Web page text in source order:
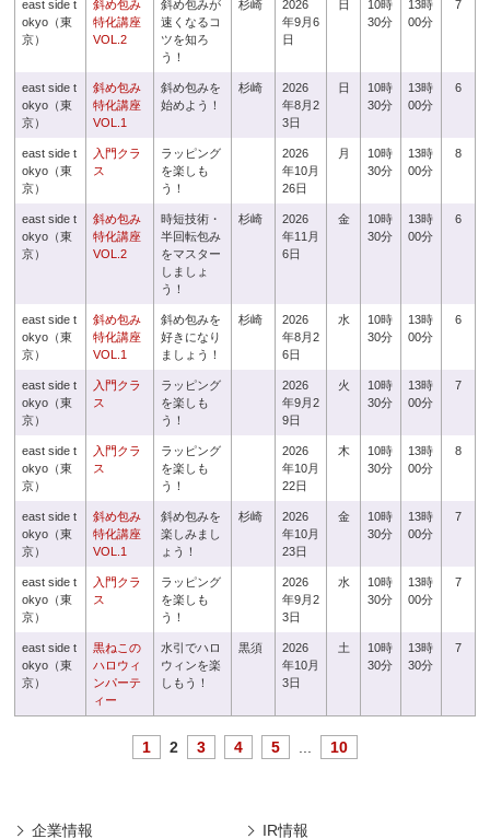
east side t
okyo（東
京）
斜め包み
特化講座
VOL.2
斜め包みが
速くなるコ
ツを知ろ
う！
杉崎
2026
年9月6
日
日
10時
30分
13時
00分
7
east side t
okyo（東
京）
斜め包み
特化講座
VOL.1
斜め包みを
始めよう！
杉崎
2026
年8月2
3日
日
10時
30分
13時
00分
6
east side t
okyo（東
京）
入門クラ
ス
ラッピング
を楽しも
う！
2026
年10月
26日
月
10時
30分
13時
00分
8
east side t
okyo（東
京）
斜め包み
特化講座
VOL.2
時短技術・
半回転包み
をマスター
しましょ
う！
杉崎
2026
年11月
6日
金
10時
30分
13時
00分
6
east side t
okyo（東
京）
斜め包み
特化講座
VOL.1
斜め包みを
好きになり
ましょう！
杉崎
2026
年8月2
6日
水
10時
30分
13時
00分
6
east side t
okyo（東
京）
入門クラ
ス
ラッピング
を楽しも
う！
2026
年9月2
9日
火
10時
30分
13時
00分
7
east side t
okyo（東
京）
入門クラ
ス
ラッピング
を楽しも
う！
2026
年10月
22日
木
10時
30分
13時
00分
8
east side t
okyo（東
京）
斜め包み
特化講座
VOL.1
斜め包みを
楽しみまし
ょう！
杉崎
2026
年10月
23日
金
10時
30分
13時
00分
7
east side t
okyo（東
京）
入門クラ
ス
ラッピング
を楽しも
う！
2026
年9月2
3日
水
10時
30分
13時
00分
7
east side t
okyo（東
京）
黒ねこの
ハロウィ
ンパーテ
ィー
水引でハロ
ウィンを楽
しもう！
黒須
2026
年10月
3日
土
10時
30分
13時
30分
7
1 2 3 4 5 10
企業情報 IR情報